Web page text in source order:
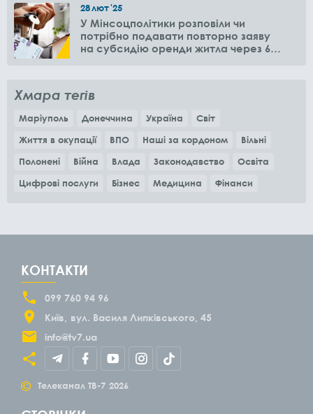
28лют'25
У Мінсоцполітики розповіли чи
потрібно подавати повторно заяву
на субсидію оренди житла через 6
Хмара тегів
Маріуполь Донеччина Україна
Світ
Життя в окупації
ВПО Наші за кордоном
Вільні
Полонені
Війна Влада Законодавство
Освіта
Цифрові послуги
Бізнес Медицина Фінанси
КОНТАКТИ
099 760 94 96
Київ
вул. Василя Липківського, 45
info@tv7.ua
© Телеканал ТВ-7 2026